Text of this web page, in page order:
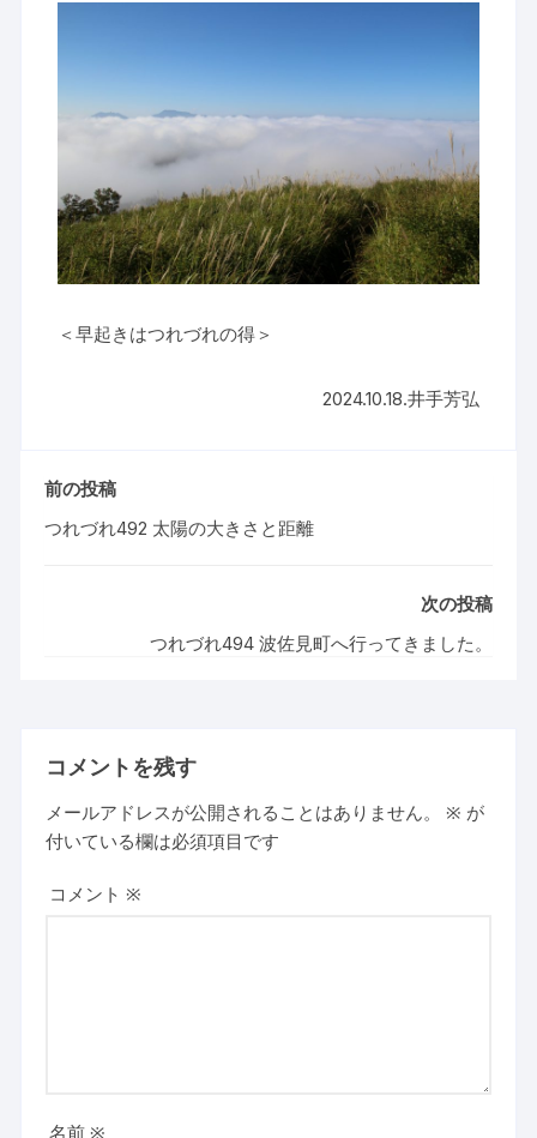
＜早起きはつれづれの得＞
2024.10.18.井手芳弘
前の投稿
つれづれ492 太陽の大きさと距離
次の投稿
つれづれ494 波佐見町へ行ってきました。
コメントを残す
メールアドレスが公開されることはありません。 ※ が
付いている欄は必須項目です
コメント※
名前※